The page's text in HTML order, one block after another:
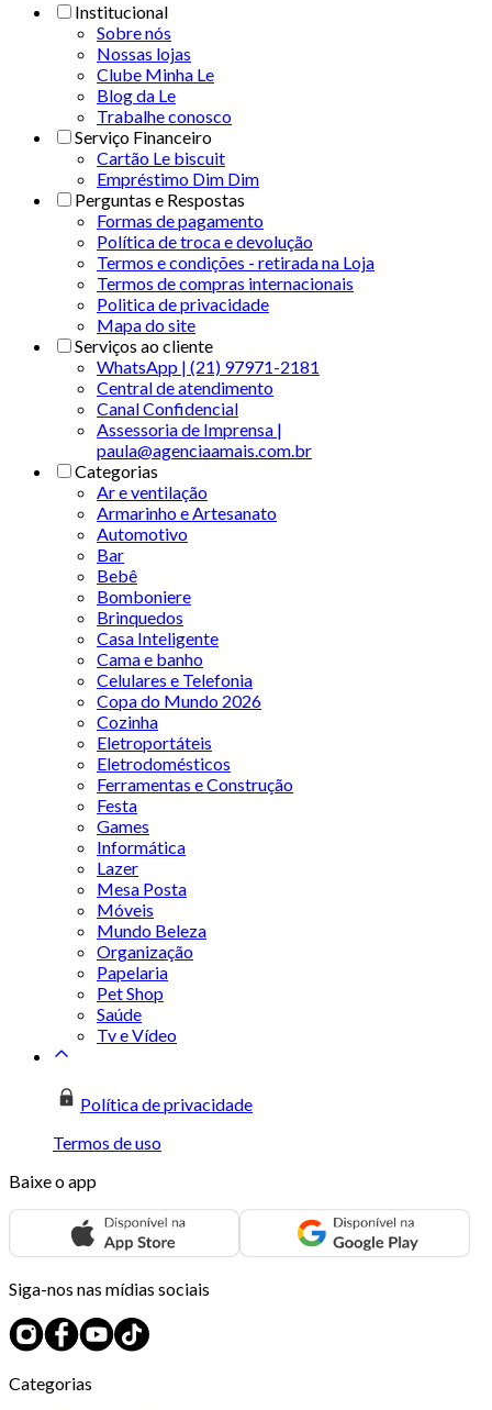
Institucional
Sobre nós
Nossas lojas
Clube Minha Le
Blog da Le
Trabalhe conosco
Serviço Financeiro
Cartão Le biscuit
Empréstimo Dim Dim
Perguntas e Respostas
Formas de pagamento
Política de troca e devolução
Termos e condições - retirada na Loja
Termos de compras internacionais
Politica de privacidade
Mapa do site
Serviços ao cliente
WhatsApp | (21) 97971-2181
Central de atendimento
Canal Confidencial
Assessoria de Imprensa |
paula@agenciaamais.com.br
Categorias
Ar e ventilação
Armarinho e Artesanato
Automotivo
Bar
Bebê
Bomboniere
Brinquedos
Casa Inteligente
Cama e banho
Celulares e Telefonia
Copa do Mundo 2026
Cozinha
Eletroportáteis
Eletrodomésticos
Ferramentas e Construção
Festa
Games
Informática
Lazer
Mesa Posta
Móveis
Mundo Beleza
Organização
Papelaria
Pet Shop
Saúde
Tv e Vídeo
Política de privacidade
Termos de uso
Baixe o app
Siga-nos nas mídias sociais
Categorias